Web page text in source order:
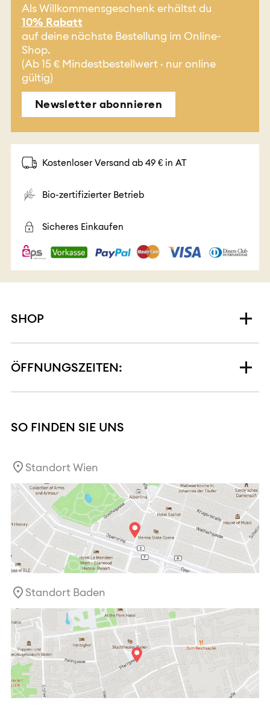
Als Willkommensgeschenk erhältst du
10% Rabatt
auf deine nächste Bestellung im Online-
Shop.
(Ab 15 € Mindestbestellwert · nur online
gültig)
Newsletter abonnieren
Kostenloser Versand ab 49 € in AT
Bio-zertifizierter Betrieb
Sicheres Einkaufen
SHOP
ÖFFNUNGSZEITEN:
SO FINDEN SIE UNS
Standort Wien
Standort Baden